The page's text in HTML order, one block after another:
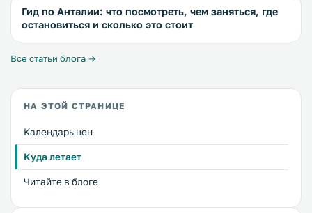
Гид по Анталии: что посмотреть, чем заняться, где
остановиться и сколько это стоит
Все статьи блога →
НА ЭТОЙ СТРАНИЦЕ
Календарь цен
Куда летает
Читайте в блоге